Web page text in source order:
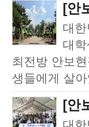
[안
대
대
최전방 안보
생들에게 살
[안